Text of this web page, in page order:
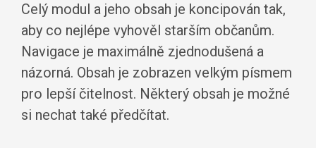
Celý modul a jeho obsah je koncipován tak,
aby co nejlépe vyhověl starším občanům.
Navigace je maximálně zjednodušená a
názorná. Obsah je zobrazen velkým písmem
pro lepší čitelnost. Některý obsah je možné
si nechat také předčítat.